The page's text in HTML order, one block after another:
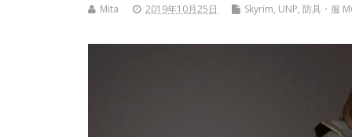
Mita 2019年10月25日 Skyrim, UNP, 防具・服